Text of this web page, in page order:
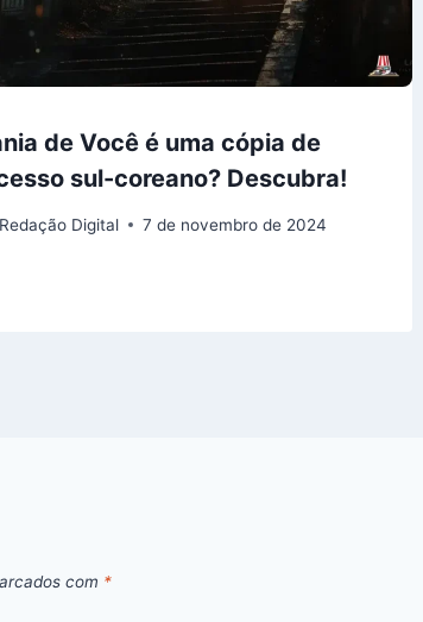
de Você é uma cópia de
sul-coreano? Descubra!
Redação Digital 7 de novembro de 2024
com *